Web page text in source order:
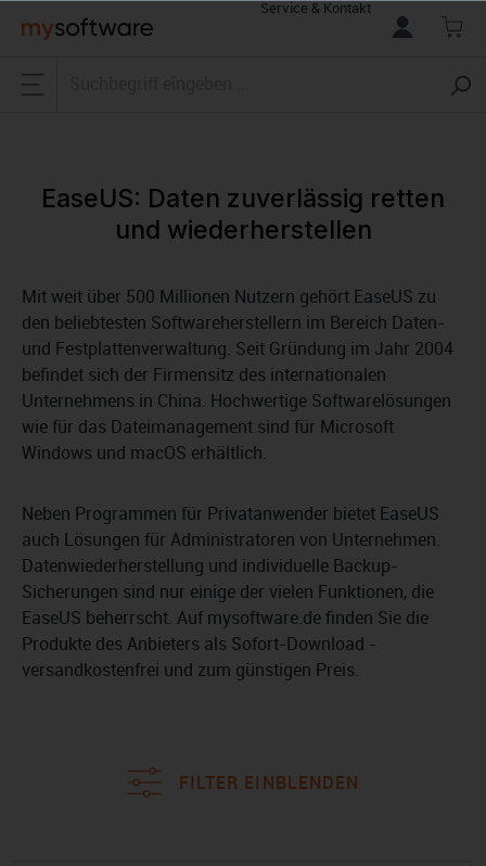
springen
Service & Kontakt
EaseUS: Daten zuverlässig retten
und wiederherstellen
Mit weit über 500 Millionen Nutzern gehört EaseUS zu
den beliebtesten Softwareherstellern im Bereich Daten-
und Festplattenverwaltung. Seit Gründung im Jahr 2004
befindet sich der Firmensitz des internationalen
Unternehmens in China. Hochwertige Softwarelösungen
wie für das Dateimanagement sind für Microsoft
Windows und macOS erhältlich.
Neben Programmen für Privatanwender bietet EaseUS
auch Lösungen für Administratoren von Unternehmen.
Datenwiederherstellung und individuelle Backup-
Sicherungen sind nur einige der vielen Funktionen, die
EaseUS beherrscht. Auf mysoftware.de finden Sie die
Produkte des Anbieters als Sofort-Download -
versandkostenfrei und zum günstigen Preis.
FILTER EINBLENDEN